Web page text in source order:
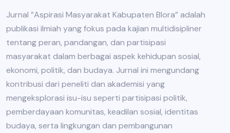
Jurnal ”Aspirasi Masyarakat Kabupaten Blora” adalah
publikasi ilmiah yang fokus pada kajian multidisipliner
tentang peran, pandangan, dan partisipasi
masyarakat dalam berbagai aspek kehidupan sosial,
ekonomi, politik, dan budaya. Jurnal ini mengundang
kontribusi dari peneliti dan akademisi yang
mengeksplorasi isu-isu seperti partisipasi politik,
pemberdayaan komunitas, keadilan sosial, identitas
budaya, serta lingkungan dan pembangunan